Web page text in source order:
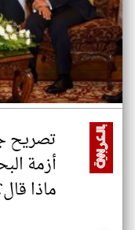
تصريح
أزمة
ماذا